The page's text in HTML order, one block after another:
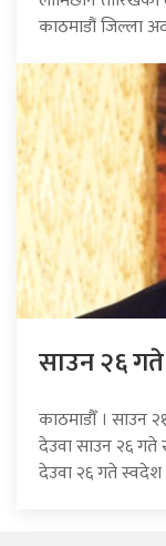
काठमाडौं जिल्ला
साउन २६
काठमाडौँ । साउन
देउवा साउन २६
देउवा २६ गते